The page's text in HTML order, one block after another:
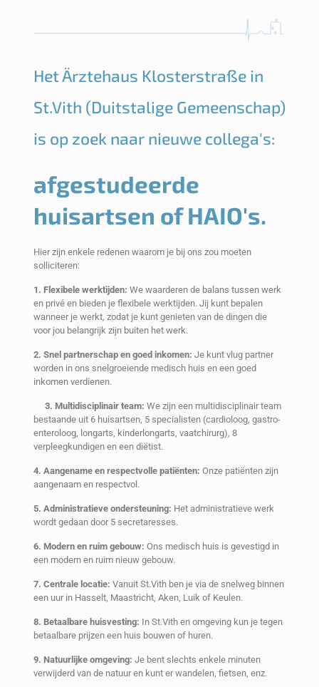
Het Ärztehaus Klosterstraße in
St.Vith (Duitstalige Gemeenschap)
is op zoek naar nieuwe collega's:
afgestudeerde
huisartsen of HAIO's.
Hier zijn enkele redenen waarom je bij ons zou moeten
solliciteren:
1. Flexibele werktijden: We waarderen de balans tussen werk
en privé en bieden je flexibele werktijden. Jij kunt bepalen
wanneer je werkt, zodat je kunt genieten van de dingen die
voor jou belangrijk zijn buiten het werk.
2. Snel partnerschap en goed inkomen: Je kunt vlug partner
worden in ons snelgroeiende medisch huis en een goed
inkomen verdienen.
3. Multidisciplinair team: We zijn een multidisciplinair team
bestaande uit 6 huisartsen, 5 specialisten (cardioloog, gastro-
enteroloog, longarts, kinderlongarts, vaatchirurg), 8
verpleegkundigen en een diëtist.
4. Aangename en respectvolle patiënten: Onze patiënten zijn
aangenaam en respectvol.
5. Administratieve ondersteuning: Het administratieve werk
wordt gedaan door 5 secretaresses.
6. Modern en ruim gebouw: Ons medisch huis is gevestigd in
een modern en ruim nieuw gebouw.
7. Centrale locatie: Vanuit St.Vith ben je via de snelweg binnen
een uur in Hasselt, Maastricht, Aken, Luik of Keulen.
8. Betaalbare huisvesting: In St.Vith en omgeving kun je tegen
betaalbare prijzen een huis bouwen of huren.
9. Natuurlijke omgeving: Je bent slechts enkele minuten
verwijderd van de natuur en kunt er wandelen, fietsen, enz.